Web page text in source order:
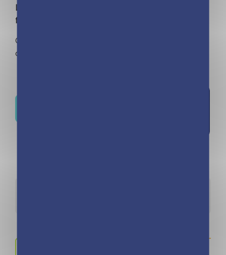
Les cinq amies seraient-elles sur le point de
faire une découverte extraordinaire ?
Contient un code secret à partager avec des
copines !